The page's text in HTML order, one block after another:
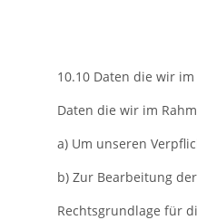
10.10 Daten die wir
Daten die wir im
a) Um unseren
b) Zur Bearbeitung
Rechtsgrundlage für